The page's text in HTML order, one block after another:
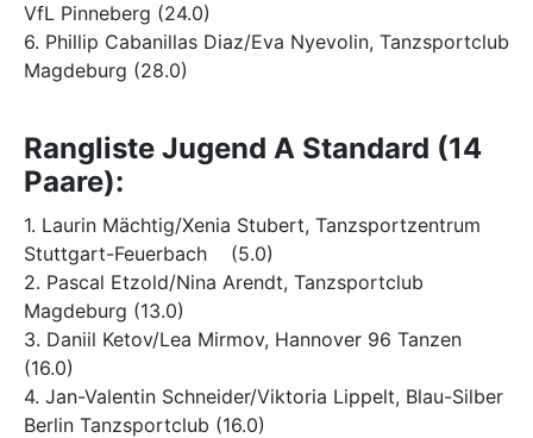
VfL Pinneberg (24.0)
6. Phillip Cabanillas Diaz/Eva Nyevolin, Tanzsportclub
Magdeburg (28.0)
Rangliste Jugend A Standard (14
Paare):
1. Laurin Mächtig/Xenia Stubert, Tanzsportzentrum
Stuttgart-Feuerbach (5.0)
2. Pascal Etzold/Nina Arendt, Tanzsportclub
Magdeburg (13.0)
3. Daniil Ketov/Lea Mirmov, Hannover 96 Tanzen
(16.0)
4. Jan-Valentin Schneider/Viktoria Lippelt, Blau-Silber
Berlin Tanzsportclub (16.0)